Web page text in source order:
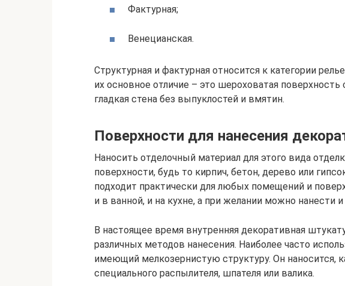
Фактурная;
Венецианская.
Структурная и фактурная относится к категории
их основное отличие – это шероховатая
гладкая стена без выпуклостей и вмятин.
Поверхности для нанесения
Наносить отделочный материал для этого вида
поверхности, будь то кирпич, бетон, дерево или
подходит практически для любых помещений и
и в ванной, и на кухне, а при желании можно нанести и
В настоящее время внутренняя декоративная
различных методов нанесения. Наиболее часто
имеющий мелкозернистую структуру. Он наносится,
специального распылителя, шпателя или валика.